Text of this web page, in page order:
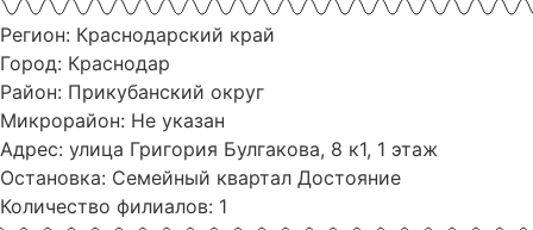
Регион: Краснодарский край
Город: Краснодар
Район: Прикубанский округ
Микрорайон: Не указан
Адрес: улица Григория Булгакова, 8 к1, 1 этаж
Остановка: Семейный квартал Достояние
Количество филиалов: 1